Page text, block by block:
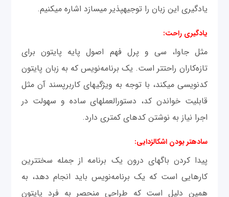
یادگیری این زبان را توجیه‎پذیر می‎سازد اشاره می‎کنیم.
یادگیری راحت:
مثل جاوا، سی و پرل فهم اصول پایه پایتون برای
تازه‌کاران راحت‎تر است. یک برنامه‌نویس که به زبان پایتون
کدنویسی می‎کند، با توجه به ویژگی‎های کاربرپسند آن مثل
قابلیت خواندن کد، دستورالعمل‎های ساده و سهولت در
اجرا نیاز به نوشتن کدهای کمتری دارد.
ساده‎تر بودن اشکال‎زدایی:
پیدا کردن باگ‎های درون یک برنامه از جمله سخت‎ترین
کارهایی است که یک برنامه‌نویس باید انجام دهد، به
همین دلیل است که طراحی منحصر به فرد پایتون